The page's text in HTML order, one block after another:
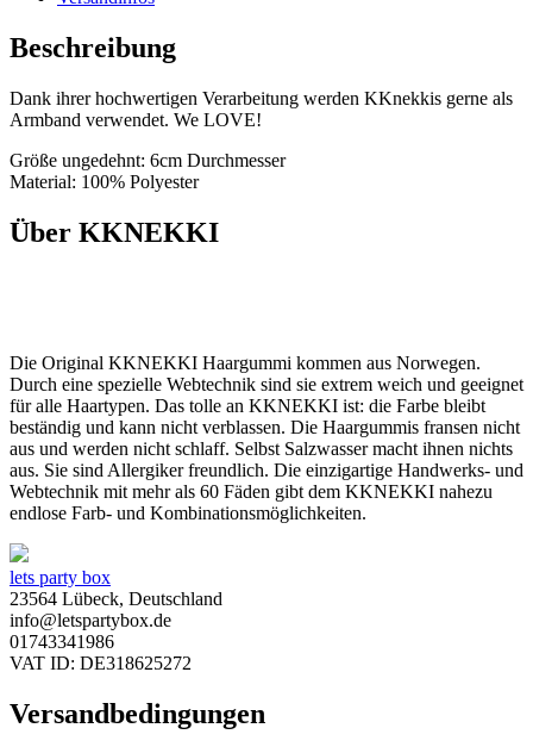
Beschreibung
Dank ihrer hochwertigen Verarbeitung werden KKnekkis gerne als
Armband verwendet. We LOVE!
Größe ungedehnt: 6cm Durchmesser
Material: 100% Polyester
Über KKNEKKI
Die Original KKNEKKI Haargummi kommen aus Norwegen.
Durch eine spezielle Webtechnik sind sie extrem weich und geeignet
für alle Haartypen. Das tolle an KKNEKKI ist: die Farbe bleibt
beständig und kann nicht verblassen. Die Haargummis fransen nicht
aus und werden nicht schlaff. Selbst Salzwasser macht ihnen nichts
aus. Sie sind Allergiker freundlich. Die einzigartige Handwerks- und
Webtechnik mit mehr als 60 Fäden gibt dem KKNEKKI nahezu
endlose Farb- und Kombinationsmöglichkeiten.
lets party box
23564 Lübeck, Deutschland
info@letspartybox.de
01743341986
VAT ID: DE318625272
Versandbedingungen